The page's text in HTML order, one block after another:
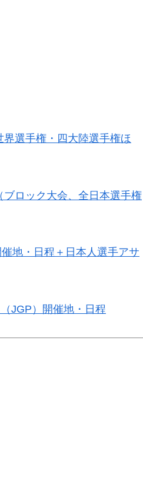
選手権・四大陸選手権ほ
ロック大会、全日本選手権
地・日程＋日本人選手アサ
JGP）開催地・日程